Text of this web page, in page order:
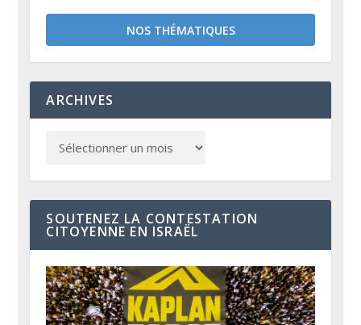
NOS THÉMATIQUES
ARCHIVES
SOUTENEZ LA CONTESTATION
CITOYENNE EN ISRAËL